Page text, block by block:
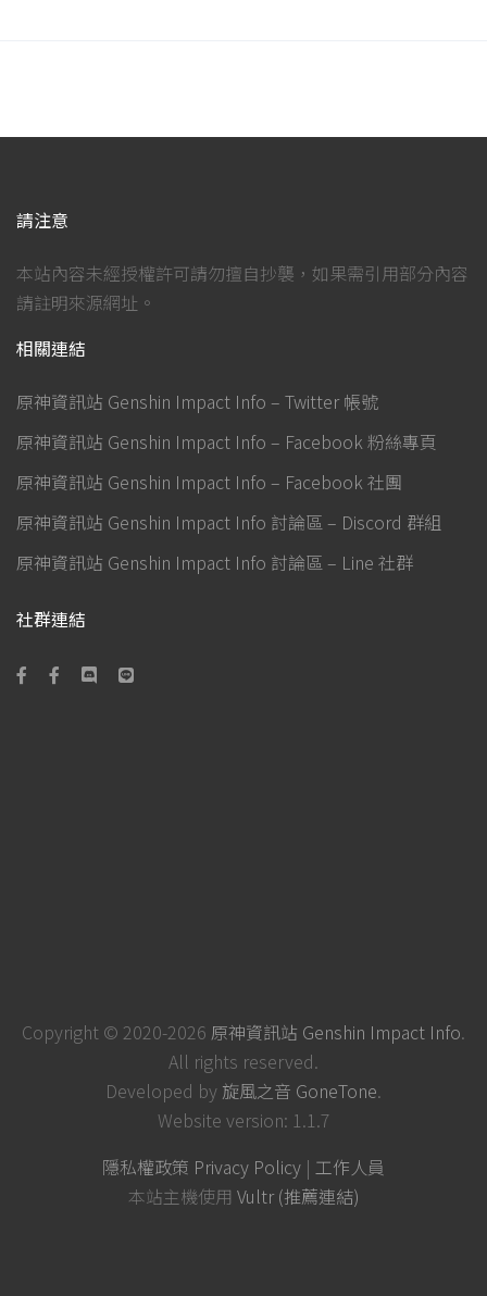
請注意
本站內容未經授權許可請勿擅自抄襲，如果需引用部分內容
請註明來源網址。
相關連結
原神資訊站 Genshin Impact Info – Twitter 帳號
原神資訊站 Genshin Impact Info – Facebook 粉絲專頁
原神資訊站 Genshin Impact Info – Facebook 社團
原神資訊站 Genshin Impact Info 討論區 – Discord 群組
原神資訊站 Genshin Impact Info 討論區 – Line 社群
社群連結
Copyright © 2020-2026 原神資訊站 Genshin Impact Info.
All rights reserved.
Developed by 旋風之音 GoneTone.
Website version: 1.1.7
隱私權政策 Privacy Policy | 工作人員
本站主機使用 Vultr (推薦連結)